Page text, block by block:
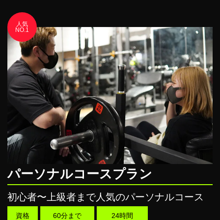
人気
NO.1
パーソナルコースプラン
初心者〜上級者まで人気のパーソナルコース
資格
60分まで
24時間